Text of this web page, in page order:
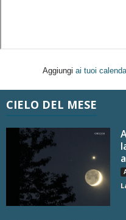
Aggiungi ai tuoi
CIELO DEL MESE